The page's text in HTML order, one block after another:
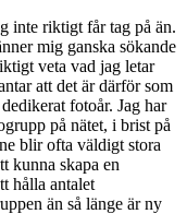
inte riktigt får tag på än.
mig ganska sökande
veta vad jag letar
att det är därför som
fotoår. Jag har
på nätet, i brist på
blir ofta väldigt stora
kunna skapa en
hålla antalet
än så länge är ny